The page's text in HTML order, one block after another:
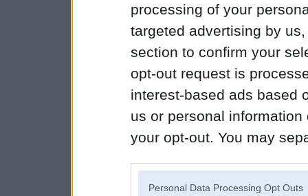
processing of your
targeted advertising by
section to confirm your
opt-out request is
interest-based ads based
us or personal
your opt-out. You may
Personal Data Processing Opt Outs